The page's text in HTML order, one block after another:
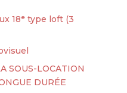
18ᵉ type loft (3
SOUS-LOCATION
DURÉE